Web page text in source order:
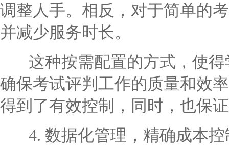
调整人手。相反，对于简单的
并减少服务时长。
这种按需配置的方式，使得
确保考试评判工作的质量和效
得到了有效控制，同时，也保
4. 数据化管理，精确成本控